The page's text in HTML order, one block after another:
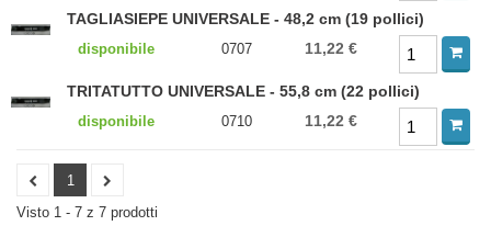
TAGLIASIEPE UNIVERSALE - 48,2 cm (19 pollici)
disponibile 0707 11,22 €
TRITATUTTO UNIVERSALE - 55,8 cm (22 pollici)
disponibile 0710 11,22 €
1
Visto 1 - 7 z 7 prodotti